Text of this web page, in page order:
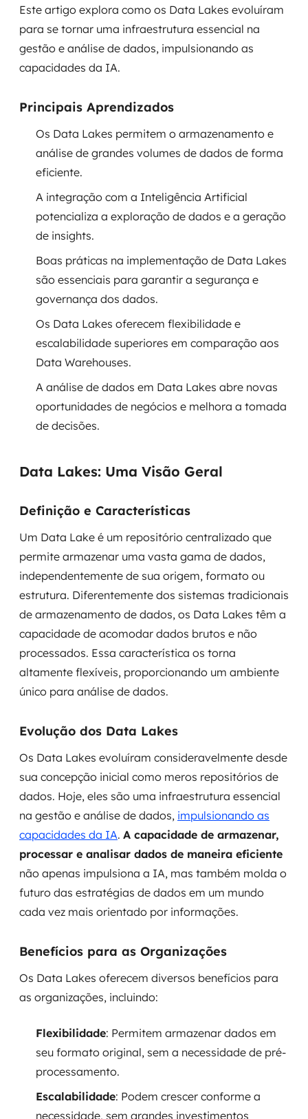
Engenharia de dados
Data Platforms
Business Intelligence
Data Lakes & Warehouses
Governança de dados
Modernização de aplicações
Desenvolvimento web e mobile
Modernização tecnológica
Arquitetura de soluções
Migração para Cloud
UX / UI design
Sustentar operações com eficiência
Sustentação de aplicações
SRE / DevOps
FinOps
Billing Cloud
Escalar com segurança
Pentest
DevSecOps
MSS
Consultoria de segurança
Simulação de Phishing
Segurança de aplicações e Cloud
Este artigo explora como os Data Lakes evoluíram
para se tornar uma infraestrutura essencial na
gestão e análise de dados, impulsionando as
capacidades da IA.
Principais Aprendizados
Os Data Lakes permitem o armazenamento e
análise de grandes volumes de dados de forma
eficiente.
A integração com a Inteligência Artificial
potencializa a exploração de dados e a geração
de insights.
Boas práticas na implementação de Data Lakes
são essenciais para garantir a segurança e
governança dos dados.
Os Data Lakes oferecem flexibilidade e
escalabilidade superiores em comparação aos
Data Warehouses.
A análise de dados em Data Lakes abre novas
oportunidades de negócios e melhora a tomada
de decisões.
Data Lakes: Uma Visão Geral
Definição e Características
Um Data Lake é um repositório centralizado que
permite armazenar uma vasta gama de dados,
independentemente de sua origem, formato ou
estrutura. Diferentemente dos sistemas tradicionais
de armazenamento de dados, os Data Lakes têm a
capacidade de acomodar dados brutos e não
processados. Essa característica os torna
altamente flexíveis, proporcionando um ambiente
único para análise de dados.
Evolução dos Data Lakes
Os Data Lakes evoluíram consideravelmente desde
sua concepção inicial como meros repositórios de
dados. Hoje, eles são uma infraestrutura essencial
na gestão e análise de dados, impulsionando as
capacidades da IA. A capacidade de armazenar,
processar e analisar dados de maneira eficiente
não apenas impulsiona a IA, mas também molda o
futuro das estratégias de dados em um mundo
cada vez mais orientado por informações.
Benefícios para as Organizações
Os Data Lakes oferecem diversos benefícios para
as organizações, incluindo:
Flexibilidade: Permitem armazenar dados em
seu formato original, sem a necessidade de pré-
processamento.
Escalabilidade: Podem crescer conforme a
necessidade, sem grandes investimentos